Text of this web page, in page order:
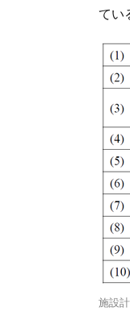
てい
施設